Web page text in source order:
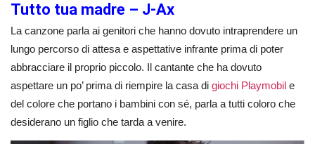
Tutto tua madre – J-Ax
La canzone parla ai genitori che hanno dovuto intraprendere un
lungo percorso di attesa e aspettative infrante prima di poter
abbracciare il proprio piccolo. Il cantante che ha dovuto
aspettare un po’ prima di riempire la casa di giochi Playmobil e
del colore che portano i bambini con sé, parla a tutti coloro che
desiderano un figlio che tarda a venire.